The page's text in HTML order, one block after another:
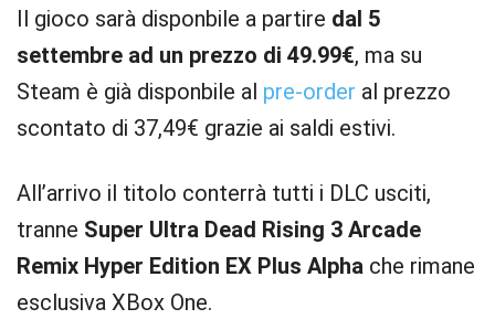
Il gioco sarà disponbile a partire dal 5
settembre ad un prezzo di 49.99€, ma su
Steam è già disponbile al pre-order al prezzo
scontato di 37,49€ grazie ai saldi estivi.
All’arrivo il titolo conterrà tutti i DLC usciti,
tranne Super Ultra Dead Rising 3 Arcade
Remix Hyper Edition EX Plus Alpha che rimane
esclusiva XBox One.